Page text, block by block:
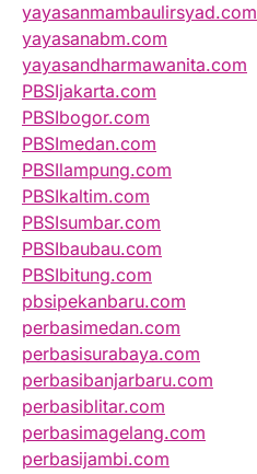
yayasanmambaulirsyad.com
yayasanabm.com
yayasandharmawanita.com
PBSIjakarta.com
PBSIbogor.com
PBSImedan.com
PBSIlampung.com
PBSIkaltim.com
PBSIsumbar.com
PBSIbaubau.com
PBSIbitung.com
pbsipekanbaru.com
perbasimedan.com
perbasisurabaya.com
perbasibanjarbaru.com
perbasiblitar.com
perbasimagelang.com
perbasijambi.com